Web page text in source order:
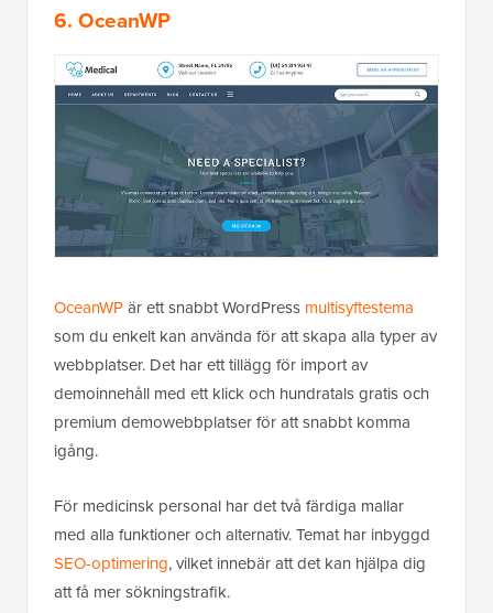
6. OceanWP
OceanWPär ett snabbt WordPress multisyftestema
som du enkelt kan använda för att skapa alla typer av
webbplatser. Det har ett tillägg för import av
demoinnehåll med ett klick och hundratals gratis och
premium demowebbplatser för att snabbt komma
igång.
För medicinsk personal har det två färdiga mallar
med alla funktioner och alternativ. Temat har inbyggd
SEO-optimering, vilket innebär att det kan hjälpa dig
att få mer sökningstrafik.